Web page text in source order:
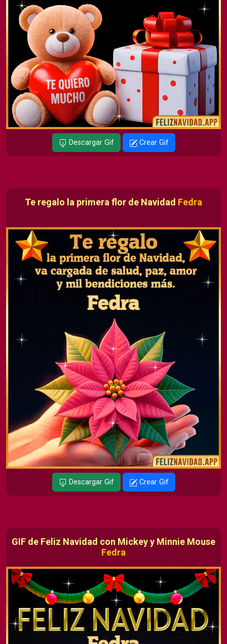
Descargar Gif Crear Gif
Te regalo la primera flor de Navidad Fedra
Descargar Gif Crear Gif
GIF de Feliz Navidad con Mickey y Minnie Mouse
Fedra